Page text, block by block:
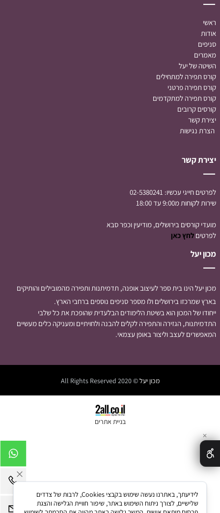
ראשי
אודות
סניפים
מאמרים
השיטה של יעל
קורס תפירה למתחילים
קורס תפירה פרטני
קורס תפירה למתקדמים
קורסים קרובים
יצירת קשר
הצרת נגישות
יצירת קשר
לפרטים חייגי עכשיו: 02-5380241
שירות לקוחות מ9:00 עד 18:00
מועדי קורסים בירושלים, מודיעין וכפר סבא
לפרטים לחץ כאן
מכון יעל
מכון יעל הינו בית ספר לעיצוב אופנה, תדמיתנות ותפירה מהמובילים והותיקים
בארץ שמרכזו בירושלים ולו מספר סניפים נוספים ברחבי הארץ.
ייחודו של המכון הוא בשיטת הלימודים הבלעדית שהופכת את כל שלבי
התדמיתנות, הגזירה והתפירה לקלים להבנה ולחויתיים ומעניקה כלים מעשיים
המאפשרים לעצב וליצור באופן עצמאי.
מכון יעל© 2020 All Rights Reserved
בניית אתרים
✕
לידיעתך, באתרנו נעשה שימוש בקבצי Cookies, לרבות של צדדים
שלישיים, לצורך ניתוח השימוש באתר, שיפור חוויית הגלישה והצגת